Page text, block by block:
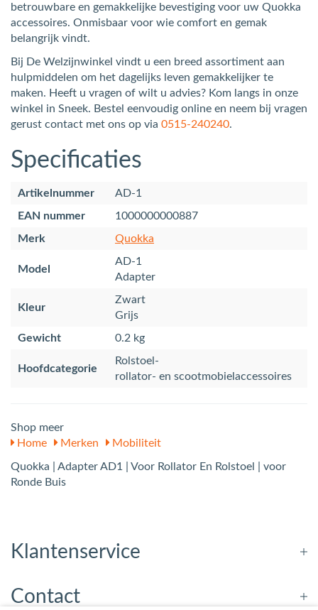
betrouwbare en gemakkelijke bevestiging voor uw Quokka
accessoires. Onmisbaar voor wie comfort en gemak
belangrijk vindt.
Bij De Welzijnwinkel vindt u een breed assortiment aan
hulpmiddelen om het dagelijks leven gemakkelijker te
maken. Heeft u vragen of wilt u advies? Kom langs in onze
winkel in Sneek. Bestel eenvoudig online en neem bij vragen
gerust contact met ons op via 0515-240240.
Specificaties
Artikelnummer
AD-1
EAN nummer
1000000000887
Merk
Quokka
Model
AD-1
Adapter
Kleur
Zwart
Grijs
Gewicht
0.2 kg
Hoofdcategorie
Rolstoel-
rollator- en scootmobielaccessoires
Shop meer
Home
Merken Mobiliteit
Quokka | Adapter AD1 | Voor Rollator En Rolstoel | voor
Ronde Buis
Klantenservice
Contact